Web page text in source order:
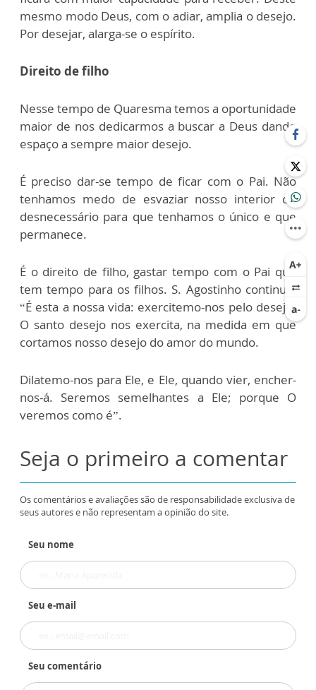
mesmo modo Deus, com o adiar, amplia o desejo.
Por desejar, alarga-se o espírito.
Direito de filho
Nesse tempo de Quaresma temos a oportunidade
maior de nos dedicarmos a buscar a Deus dando
espaço a sempre maior desejo.
É preciso dar-se tempo de ficar com o Pai. Não
tenhamos medo de esvaziar nosso interior do
desnecessário para que tenhamos o único e que
permanece.
É o direito de filho, gastar tempo com o Pai que
tem tempo para os filhos. S. Agostinho continua:
“É esta a nossa vida: exercitemo-nos pelo desejo.
O santo desejo nos exercita, na medida em que
cortamos nosso desejo do amor do mundo.
Dilatemo-nos para Ele, e Ele, quando vier, encher-
nos-á. Seremos semelhantes a Ele; porque O
veremos como é”.
Seja o primeiro a comentar
Os comentários e avaliações são de responsabilidade exclusiva de
seus autores e não representam a opinião do site.
Seu nome
Seu e-mail
Seu comentário